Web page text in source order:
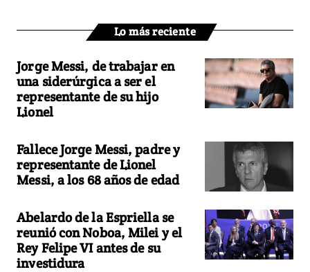
Lo más reciente
Jorge Messi, de trabajar en
una siderúrgica a ser el
representante de su hijo
Lionel
Fallece Jorge Messi, padre y
representante de Lionel
Messi, a los 68 años de edad
Abelardo de la Espriella se
reunió con Noboa, Milei y el
Rey Felipe VI antes de su
investidura